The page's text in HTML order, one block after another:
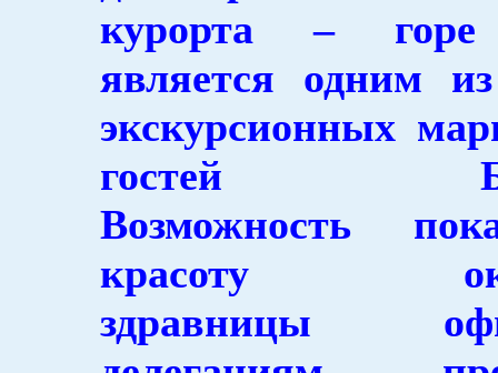
курорта – горе
является одним
экскурсионных
гостей
Возможность
красоту
здравницы